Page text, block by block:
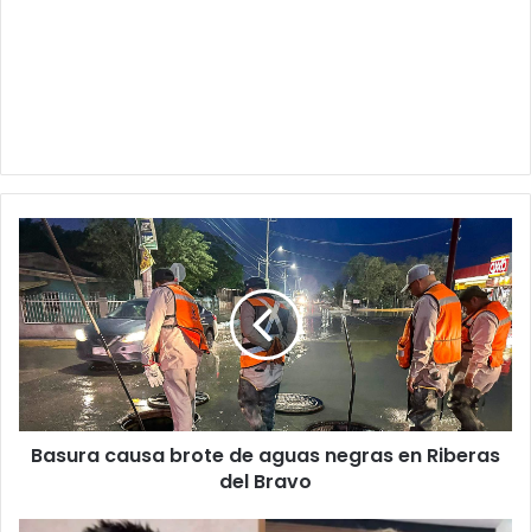
Basura
causa
brote
de
aguas
negras
en
Riberas
del
Bravo
Basura causa brote de aguas negras en Riberas
del Bravo